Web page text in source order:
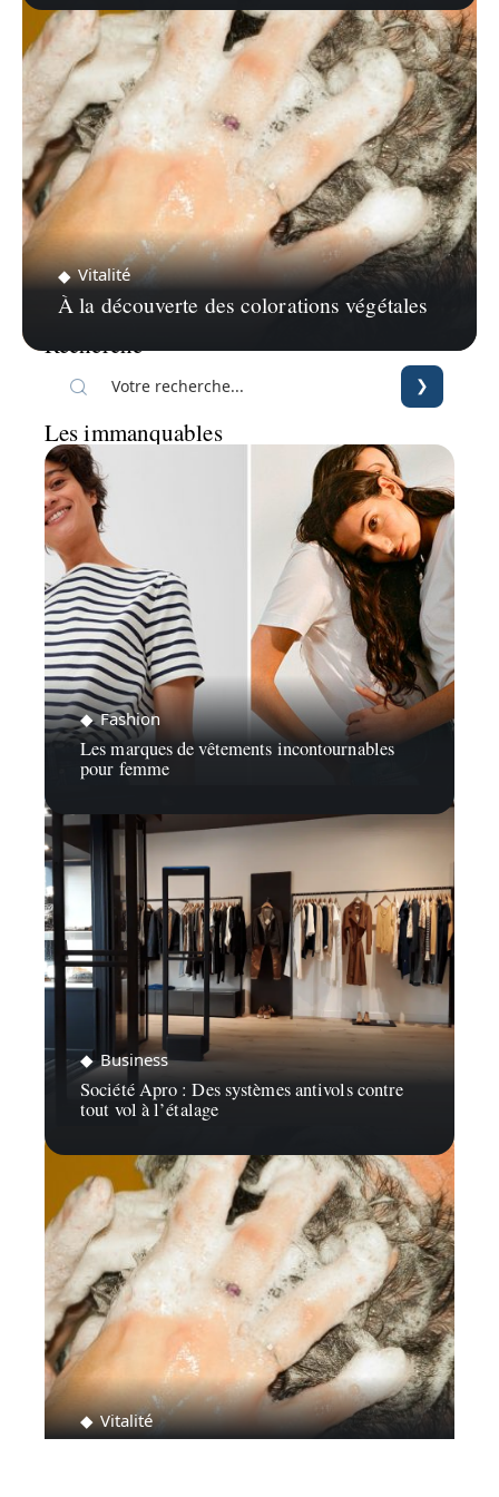
Vitalité
À la découverte des colorations végétales
Recherche
Les immanquables
Fashion
Les marques de vêtements incontournables
pour femme
Business
Société Apro : Des systèmes antivols contre
tout vol à l’étalage
Vitalité